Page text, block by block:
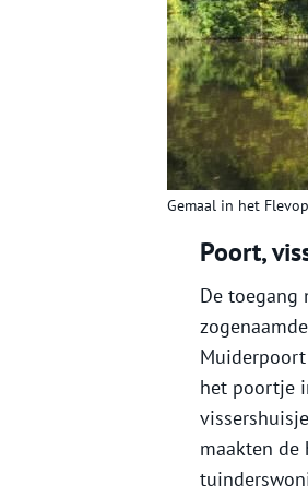
Gemaal in het
Poort,
De toegang
zogenaamde
het poortje
maakten